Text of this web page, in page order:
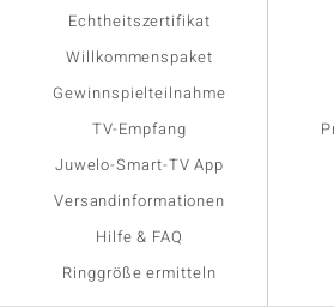
Echtheitszertifikat
Willkommenspaket
Gewinnspielteilnahme
TV-Empfang
Juwelo-Smart-TV App
Versandinformationen
Hilfe & FAQ
Ringgröße ermitteln